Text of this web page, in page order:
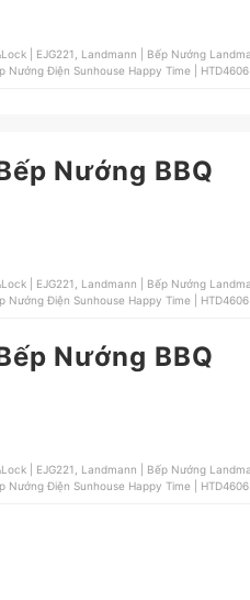
Sunhouse | Bếp Nướng Điện Sunhouse | SHD4603, Sunhouse | Bếp Nướng Điện Sunhouse Happy Time | HTD4606
Nướng BBQ
Sunhouse | Bếp Nướng Điện Sunhouse | SHD4603, Sunhouse | Bếp Nướng Điện Sunhouse Happy Time | HTD4606
Nướng BBQ
Sunhouse | Bếp Nướng Điện Sunhouse | SHD4603, Sunhouse | Bếp Nướng Điện Sunhouse Happy Time | HTD4606